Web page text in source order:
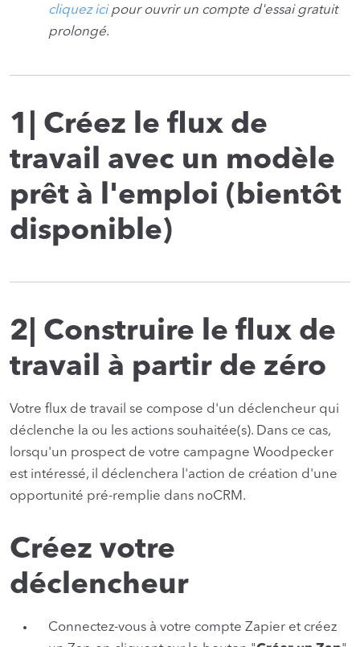
cliquez icipour ouvrir un compte d'essai gratuit
prolongé.
1| Créez le flux de
travail avec un modèle
prêt à l'emploi (bientôt
disponible)
2| Construire le flux de
travail à partir de zéro
Votre flux de travail se compose d'un déclencheur qui
déclenche la ou les actions souhaitée(s). Dans ce cas,
lorsqu'un prospect de votre campagne Woodpecker
est intéressé, il déclenchera l'action de création d'une
opportunité pré-remplie dans noCRM.
Créez votre
déclencheur
Connectez-vous à votre compte Zapier et créez